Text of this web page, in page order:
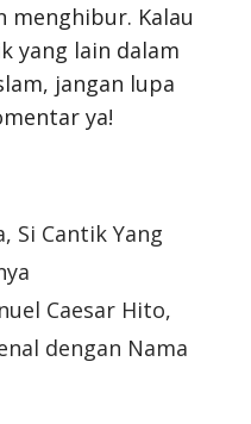
menghibur. Kalau
yang lain dalam
jangan lupa
ya!
Si Cantik Yang
Caesar Hito,
dengan Nama